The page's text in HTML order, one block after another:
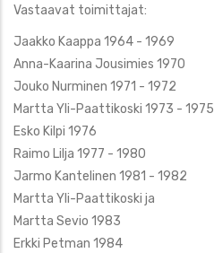
Vastaavat toimittajat:
Jaakko Kaappa 1964 - 1969
Anna-Kaarina Jousimies 1970
Jouko Nurminen 1971 - 1972
Martta Yli-Paattikoski 1973 - 1975
Esko Kilpi 1976
Raimo Lilja 1977 - 1980
Jarmo Kantelinen 1981 - 1982
Martta Yli-Paattikoski ja
Martta Sevio 1983
Erkki Petman 1984